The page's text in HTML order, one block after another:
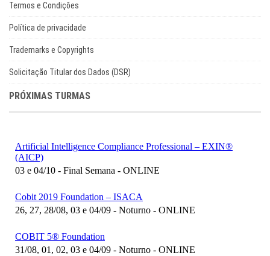
Termos e Condições
Política de privacidade
Trademarks e Copyrights
Solicitação Titular dos Dados (DSR)
PRÓXIMAS TURMAS